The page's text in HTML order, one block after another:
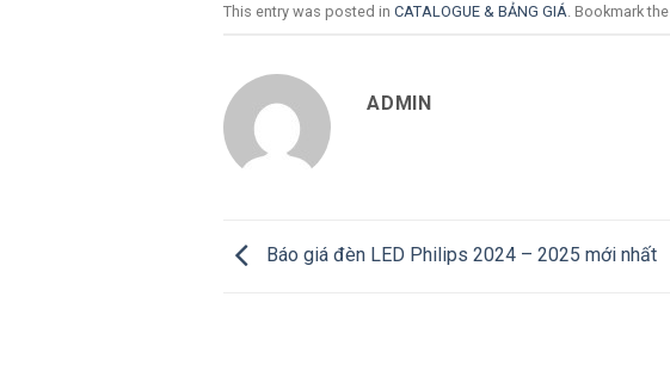
This entry was posted in CATALOGUE & BẢNG GIÁ . Bookmark the
ADMIN
Báo giá đèn LED Philips 2024 – 2025 mới nhất